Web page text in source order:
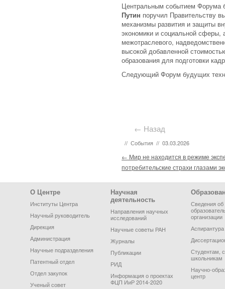
Центральным событием Форума
Путин поручил Правительству
механизмы развития и защиты
экономики и социальной сферы,
межотраслевого,
высокой добавленной
образования для подготовки
Следующий Форум будущих
← Назад
// События // 03.03.2026
Post navigation
← Мир не находится в режиме
потребительские страхи глазами
Footer Menu
О Центре
Институты Центра
Научный руководитель
Дирекция
Администрация
Научные подразделения
Патентный отдел
Отдел закупок
Ученый совет
Научная
деятельность
Направления научных
исследований
Научные советы РАН
Журналы
Публикации
РИД
Информация о проектах
ФЦП ИиР 2014-2020
Сведения об
организации
Аспирантура
Студентам,
школьникам
Научно-
центр